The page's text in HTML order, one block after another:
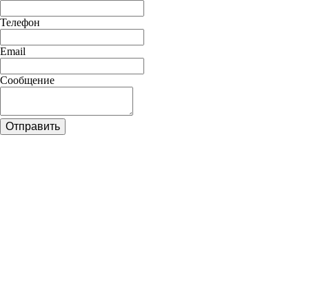
Телефон
Email
Сообщение